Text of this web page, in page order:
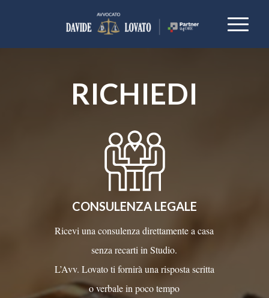
RICHIEDI
CONSULENZA LEGALE
Ricevi una consulenza direttamente a casa
senza recarti in Studio.
L’Avv. Lovato ti fornirà una risposta scritta
o verbale in poco tempo